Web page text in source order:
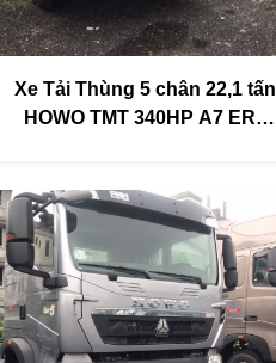
Xe Tải Thùng 5 chân 22,1 tấn
HOWO TMT 340HP A7 ER5